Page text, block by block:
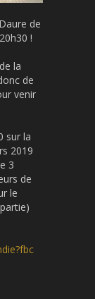
de
!
la
de
venir
sur la
2019
3
de
le